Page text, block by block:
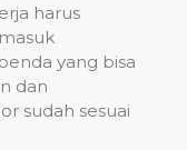
harus
yang bisa
dan
sudah sesuai